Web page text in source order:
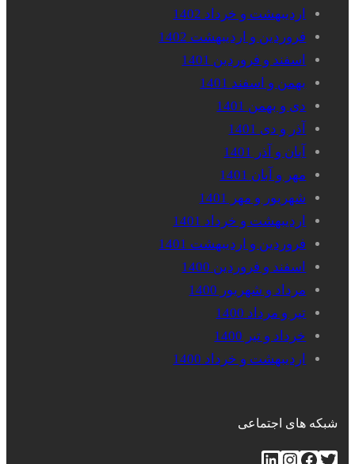
اردیبهشت و خرداد 1402
فروردین و اردیبهشت 1402
اسفند و فروردین 1401
بهمن و اسفند 1401
دی و بهمن 1401
آذر و دی 1401
آبان و آذر 1401
مهر و آبان 1401
شهریور و مهر 1401
اردیبهشت و خرداد 1401
فروردین و اردیبهشت 1401
اسفند و فروردین 1400
مرداد و شهریور 1400
تیر و مرداد 1400
خرداد و تیر 1400
اردیبهشت و خرداد 1400
شبکه های اجتماعی
توییتر فیس‌بوکاینستاگرم لینکداین